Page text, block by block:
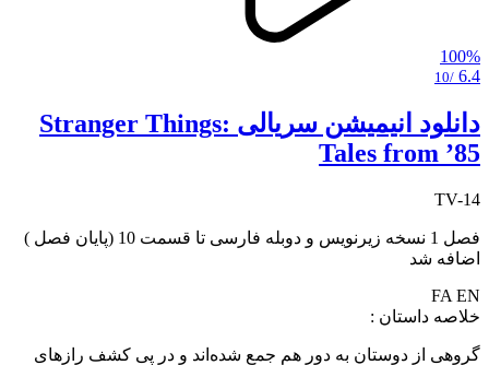
100%
6.4
/10
دانلود انیمیشن سریالی Stranger Things:
Tales from ’85
TV-14
فصل 1 نسخه زیرنویس و دوبله فارسی تا قسمت 10 (پایان فصل )
اضافه شد
FA EN
خلاصه داستان :
گروهی از دوستان به دور هم جمع شده‌اند و در پی کشف رازهای